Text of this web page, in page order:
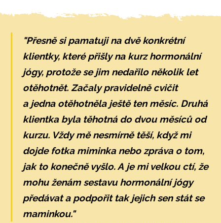
"Přesně si pamatuji na dvě konkrétní
klientky, které přišly na kurz hormonální
jógy, protože se jim nedařilo několik let
otěhotnět. Začaly pravidelně cvičit
a jedna otěhotněla ještě ten měsíc. Druhá
klientka byla těhotná do dvou měsíců od
kurzu. Vždy mě nesmírně těší, když mi
dojde fotka miminka nebo zpráva o tom,
jak to konečně vyšlo. A je mi velkou ctí, že
mohu ženám sestavu hormonální jógy
předávat a podpořit tak jejich sen stát se
maminkou."